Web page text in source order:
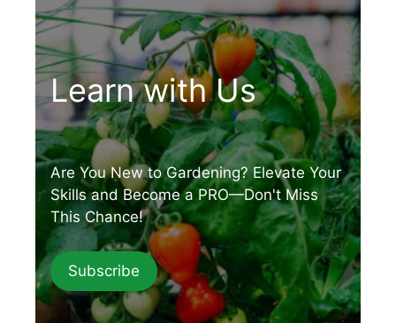
Learn with Us
Are You New to Gardening? Elevate Your
Skills and Become a PRO—Don't Miss
This Chance!
Subscribe